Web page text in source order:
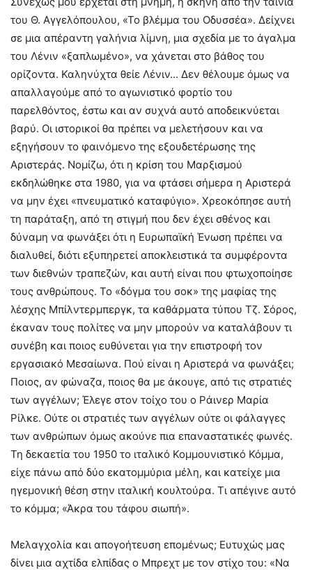
του Θ. Αγγελόπουλου, «Το βλέμμα του Οδυσσέα». Δείχνει
σε μια απέραντη γαλήνια λίμνη, μια σχεδία με το άγαλμα
του Λένιν «ξαπλωμένο», να χάνεται στο βάθος του
ορίζοντα. Καληνύχτα θείε Λένιν… Δεν θέλουμε όμως να
απαλλαγούμε από το αγωνιστικό φορτίο του
παρελθόντος, έστω και αν συχνά αυτό αποδεικνύεται
βαρύ. Οι ιστορικοί θα πρέπει να μελετήσουν και να
εξηγήσουν το φαινόμενο της εξουδετέρωσης της
Αριστεράς. Νομίζω, ότι η κρίση του Μαρξισμού
εκδηλώθηκε στα 1980, για να φτάσει σήμερα η Αριστερά
να μην έχει «πνευματικό καταφύγιο». Χρεοκόπησε αυτή
τη παράταξη, από τη στιγμή που δεν έχει σθένος και
δύναμη να φωνάξει ότι η Ευρωπαϊκή Ένωση πρέπει να
διαλυθεί, διότι εξυπηρετεί αποκλειστικά τα συμφέροντα
των διεθνών τραπεζών, και αυτή είναι που φτωχοποίησε
τους ανθρώπους. Το «δόγμα του σοκ» της μαφίας της
λέσχης Μπίλντερμπεργκ, τα καθάρματα τύπου Τζ. Σόρος,
έκαναν τους πολίτες να μην μπορούν να καταλάβουν τι
συνέβη και ποιος ευθύνεται για την επιστροφή τον
εργασιακό Μεσαίωνα. Πού είναι η Αριστερά να φωνάξει;
Ποιος, αν φώναζα, ποιος θα με άκουγε, από τις στρατιές
των αγγέλων; Έλεγε στον τοίχο του ο Ράινερ Μαρία
Ρίλκε. Ούτε οι στρατιές των αγγέλων ούτε οι φάλαγγες
των ανθρώπων όμως ακούνε πια επαναστατικές φωνές.
Τη δεκαετία του 1950 το ιταλικό Κομμουνιστικό Κόμμα,
είχε πάνω από δύο εκατομμύρια μέλη, και κατείχε μια
ηγεμονική θέση στην ιταλική κουλτούρα. Τι απέγινε αυτό
το κόμμα; «Άκρα του τάφου σιωπή».
Μελαγχολία και απογοήτευση επομένως; Ευτυχώς μας
δίνει μια αχτίδα ελπίδας ο Μπρεχτ με τον στίχο του: «Να